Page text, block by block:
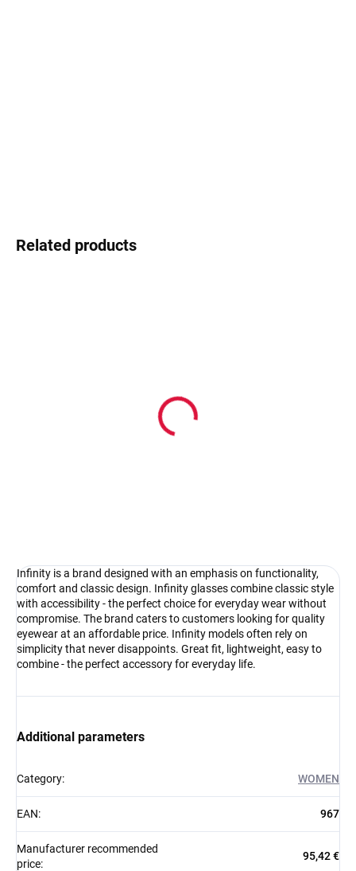
Related products
Infinity is a brand designed with an emphasis on functionality,
comfort and classic design. Infinity glasses combine classic style
with accessibility - the perfect choice for everyday wear without
compromise. The brand caters to customers looking for quality
eyewear at an affordable price. Infinity models often rely on
simplicity that never disappoints. Great fit, lightweight, easy to
combine - the perfect accessory for everyday life.
Additional parameters
Category: WOMEN
EAN: 967
Manufacturer recommended
price:
95,42 €